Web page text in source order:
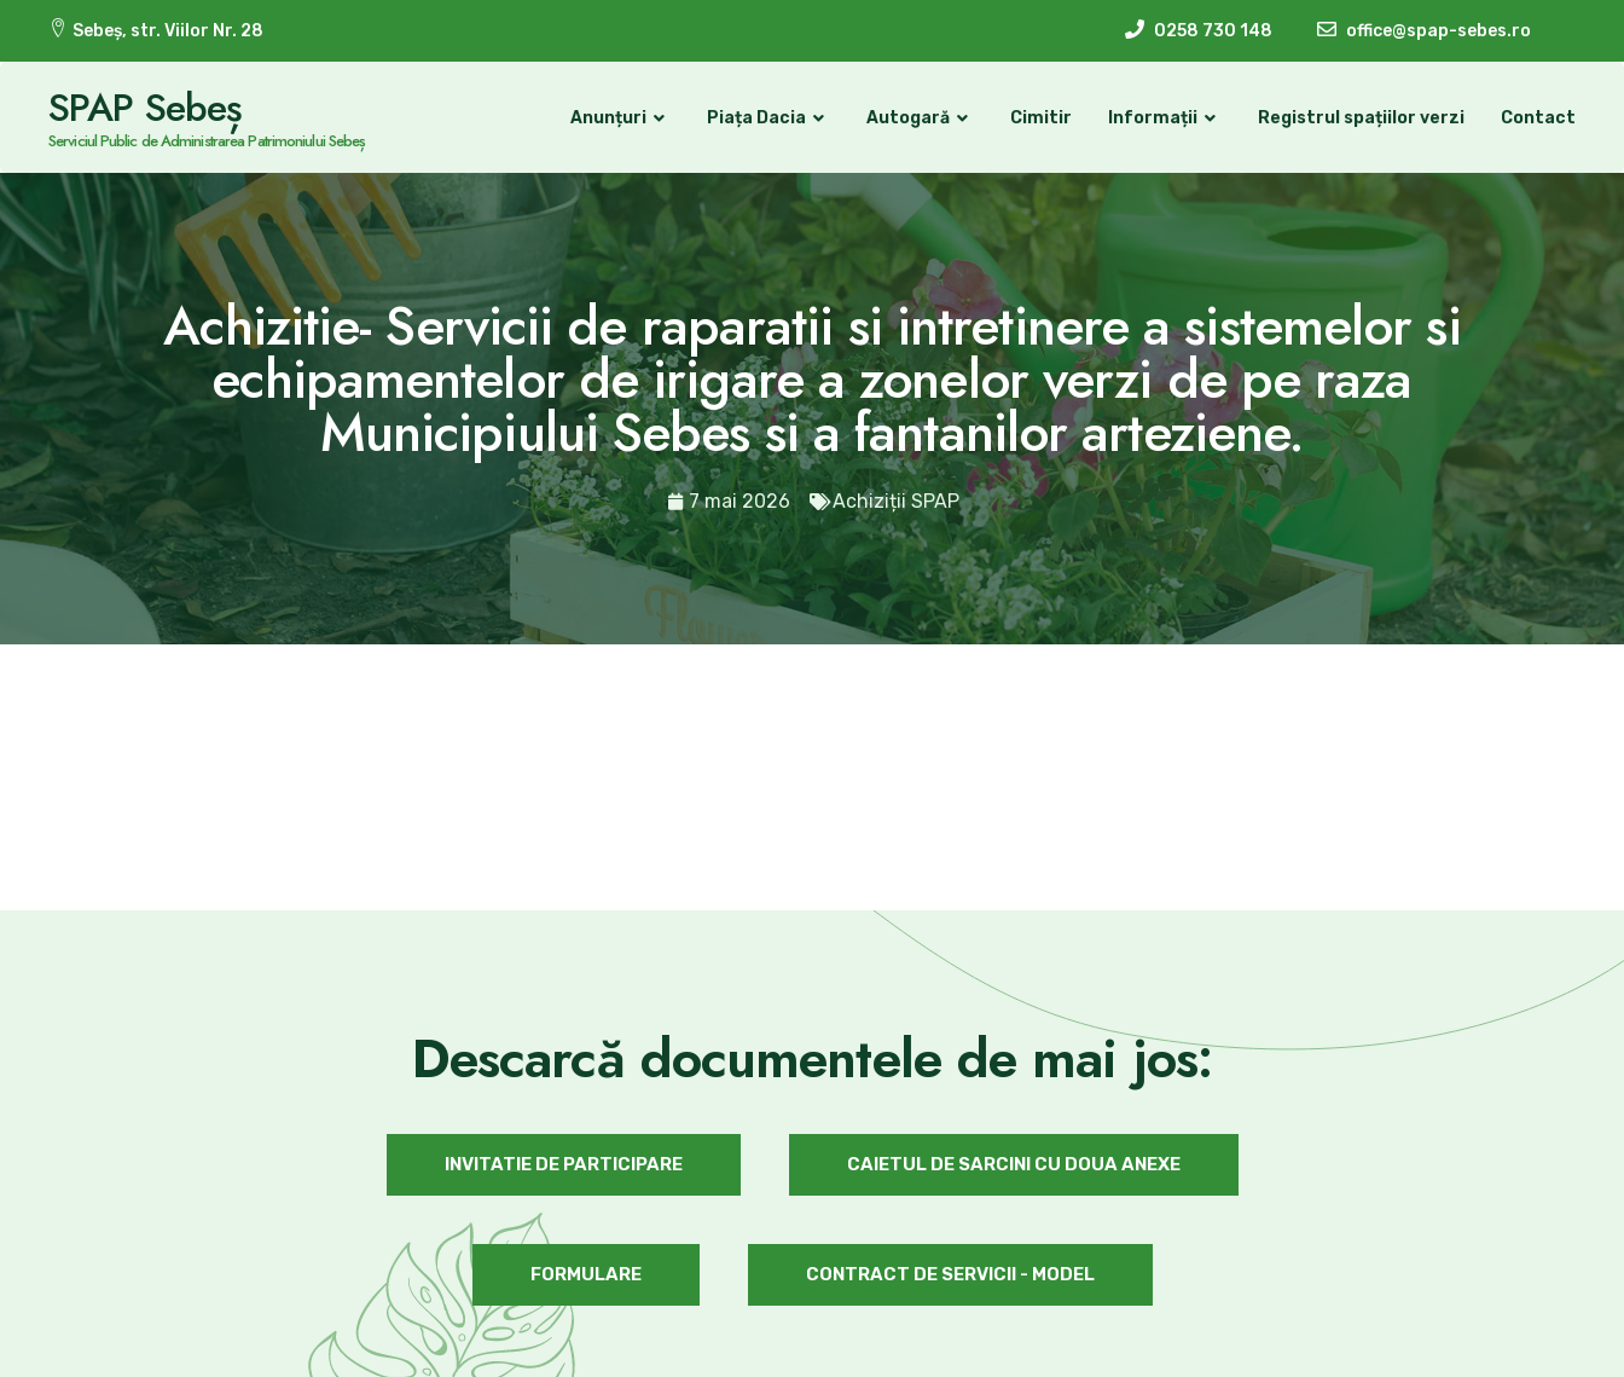
Sebeș, str. Viilor Nr. 28 0258 730 148 office@spap-sebes.ro
SPAP Sebeș
Serviciul Public de Administrarea Patrimoniului Sebeș
Anunțuri Piața Dacia Autogară Cimitir Informații Registrul spațiilor verzi Contact
Achizitie- Servicii de raparatii si intretinere a sistemelor si
echipamentelor de irigare a zonelor verzi de pe raza
Municipiului Sebes si a fantanilor arteziene.
7 mai 2026 Achiziții SPAP
Descarcă documentele de mai jos:
INVITATIE DE PARTICIPARE CAIETUL DE SARCINI CU DOUA ANEXE
FORMULARE CONTRACT DE SERVICII - MODEL